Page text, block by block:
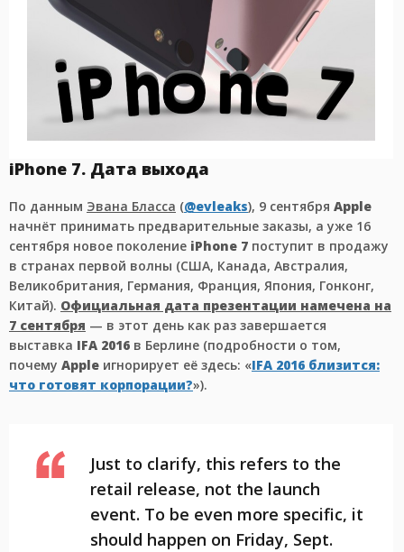
iPhone 7. Дата выхода
По данным Эвана Бласса (@evleaks), 9 сентября Apple
начнёт принимать предварительные заказы, а уже 16
сентября новое поколение iPhone 7 поступит в продажу
в странах первой волны (США, Канада, Австралия,
Великобритания, Германия, Франция, Япония, Гонконг,
Китай). Официальная дата презентации намечена на
7 сентября — в этот день как раз завершается
выставка IFA 2016 в Берлине (подробности о том,
почему Apple игнорирует её здесь: «IFA 2016 близится:
что готовят корпорации?»).
Just to clarify, this refers to the
retail release, not the launch
event. To be even more specific, it
should happen on Friday, Sept.